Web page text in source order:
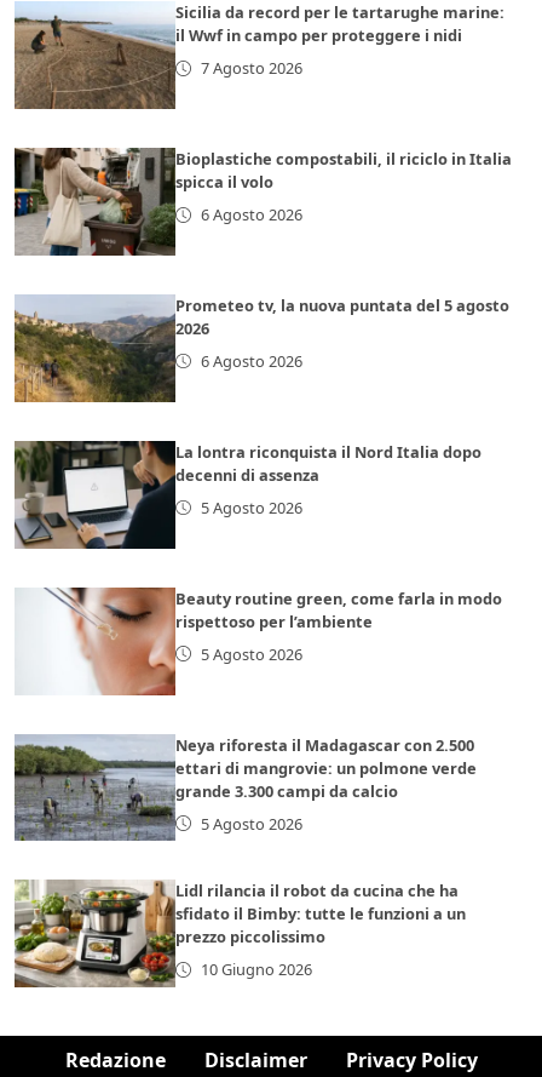
Sicilia da record per le tartarughe marine:
il Wwf in campo per proteggere i nidi
7 Agosto 2026
Bioplastiche compostabili, il riciclo in Italia
spicca il volo
6 Agosto 2026
Prometeo tv, la nuova puntata del 5 agosto
2026
6 Agosto 2026
La lontra riconquista il Nord Italia dopo
decenni di assenza
5 Agosto 2026
Beauty routine green, come farla in modo
rispettoso per l’ambiente
5 Agosto 2026
Neya riforesta il Madagascar con 2.500
ettari di mangrovie: un polmone verde
grande 3.300 campi da calcio
5 Agosto 2026
Lidl rilancia il robot da cucina che ha
sfidato il Bimby: tutte le funzioni a un
prezzo piccolissimo
10 Giugno 2026
Redazione Disclaimer Privacy Policy